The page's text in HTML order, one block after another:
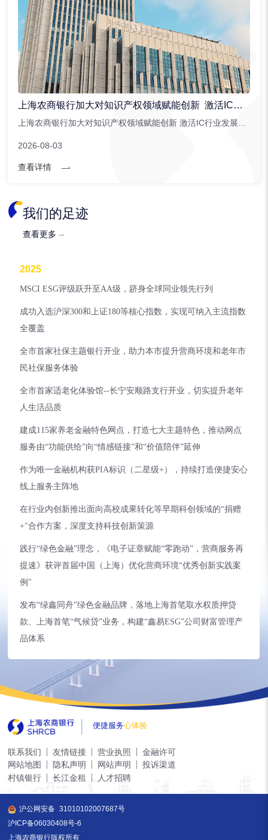
上海农商银行加大对知识产权领域赋能创新 激活IC行业发展潜能
2026-08-03
查看详情
我们的足迹
查看更多
2025
MSCI ESG评级跃升至AA级，跻身全球同业领先行列
成功入选沪深300和上证180等核心指数，实现可纳入主流指数
全覆盖
全市首家社保主题银行开业，助力本市提升营商环境和老年市
民社保服务体验
全市首家适老化体验馆--长宁安顺路支行开业，切实提升老年
人生活品质
建成115家养老金融特色网点，打造七大主题特色，推动网点
服务由“功能供给”向“情感链接”和“价值陪伴”延伸
作为唯一金融机构获PIA标识（二星级+），持续打造便捷安心
线上服务主阵地
在行业内创新推出面向高校成果转化等早期科创领域的“捐赠
+"合作方案，深度支持科技创新策源
践行“绿色金融”理念，《电子证章赋能“零跑动”，营商服务再
提速》获评首届中国（上海）优化营商环境“优秀创新实践案
例"
发布“绿鑫同舟”绿色金融品牌，落地上海首笔取水权质押贷
款、上海首笔“气候贷”业务，构建“鑫易ESG”公司财富管理产
品体系
便捷服务心体验
联系我们 友情链接 营业执照
金融许可
网站地图
隐私声明 网站声明
投诉渠道
村镇银行
长江金租 人才招聘
沪公网安备 31010102007687号
沪ICP备06030408号-6
上海农商银行版权所有